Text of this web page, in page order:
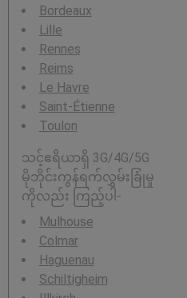
Bordeaux
Lille
Rennes
Reims
Le Havre
Saint-Étienne
Toulon
သင့်ဧရိယာရှိ 3G/4G/5G
မိုဘိုင်းကွန်ရက်လွှမ်းခြုံမှု
ကိုလည်း ကြည့်ပါ-
Mulhouse
Colmar
Haguenau
Schiltigheim